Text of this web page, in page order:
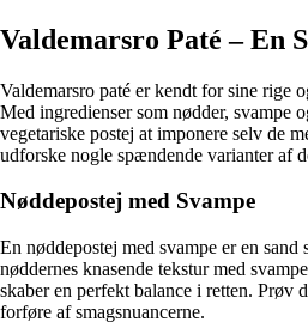
Valdemarsro Paté – En
Valdemarsro paté er kendt for sine rige
Med ingredienser som nødder, svampe
vegetariske postej at imponere selv de
udforske nogle spændende varianter af
Nøddepostej med Svampe
En nøddepostej med svampe er en
nøddernes knasende tekstur med
skaber en perfekt balance i retten. Prøv
forføre af smagsnuancerne.